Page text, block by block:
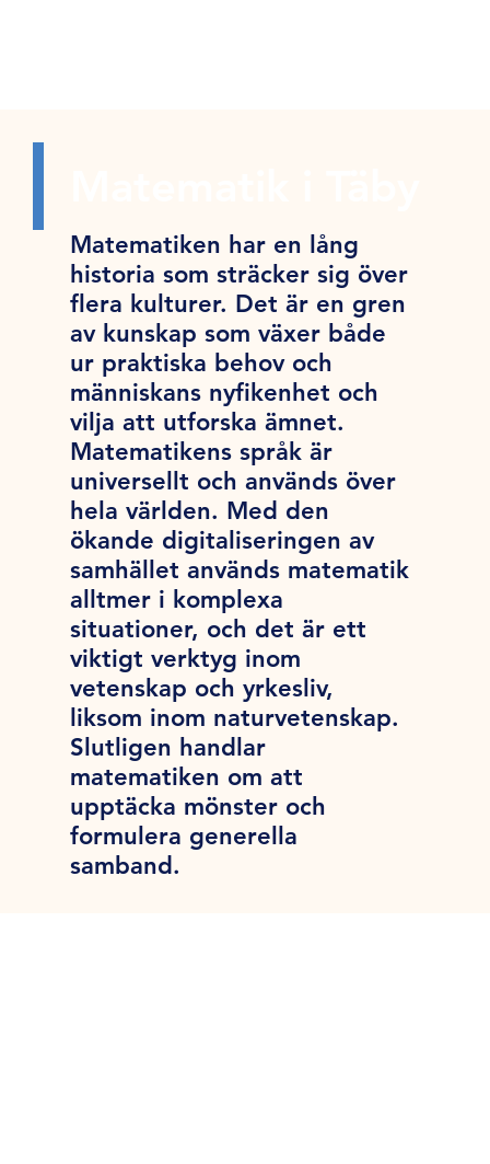
Matematiken har en lång
historia som sträcker sig över
flera kulturer. Det är en gren
av kunskap som växer både
ur praktiska behov och
människans nyfikenhet och
vilja att utforska ämnet.
Matematikens språk är
universellt och används över
hela världen. Med den
ökande digitaliseringen av
samhället används matematik
alltmer i komplexa
situationer, och det är ett
viktigt verktyg inom
vetenskap och yrkesliv,
liksom inom naturvetenskap.
Slutligen handlar
matematiken om att
upptäcka mönster och
formulera generella
samband.